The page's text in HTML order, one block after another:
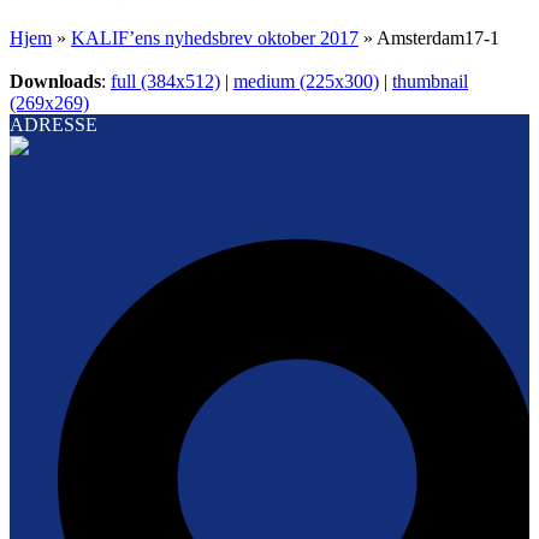
Hjem » KALIF’ens nyhedsbrev oktober 2017 » Amsterdam17-1
Downloads: full (384x512) | medium (225x300) | thumbnail
(269x269)
ADRESSE